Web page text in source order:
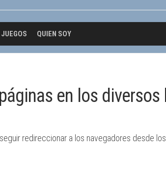
JUEGOS QUIEN SOY
en los
redireccionar a los navegadores desde